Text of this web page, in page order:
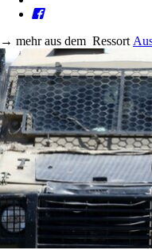
→ mehr aus dem Ressort